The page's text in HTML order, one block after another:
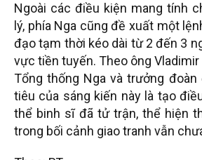
Ngoài các điều kiện mang tính
lý, phía Nga cũng đề xuất một
đạo tạm thời kéo dài từ 2 đến 3
vực tiền tuyến. Theo ông
Tổng thống Nga và trưởng
tiêu của sáng kiến này là tạo
thể binh sĩ đã tử trận, thể hiện
trong bối cảnh giao tranh vẫn